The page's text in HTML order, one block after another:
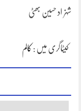
شہزاد حسین بھٹی
کیٹاگری میں : کالم